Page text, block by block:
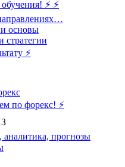
⚡ ⚡
основы
⚡️
по форекс! ⚡
аналитика, прогнозы